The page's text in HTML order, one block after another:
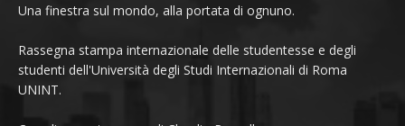
Una finestra sul mondo, alla portata di ognuno.
Rassegna stampa internazionale delle studentesse e degli
studenti dell'Università degli Studi Internazionali di Roma
UNINT.